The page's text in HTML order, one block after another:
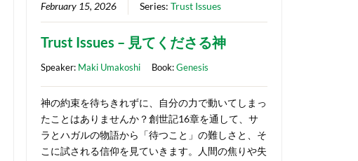
February 15, 2026 Series:Trust Issues
Trust Issues – 見てくださる神
Speaker: Maki Umakoshi Book:Genesis
神の約束を待ちきれずに、自分の力で動いてしまっ
たことはありませんか？創世記16章を通して、サ
ラとハガルの物語から「待つこと」の難しさと、そ
こに試される信仰を見ていきます。人間の焦りや失